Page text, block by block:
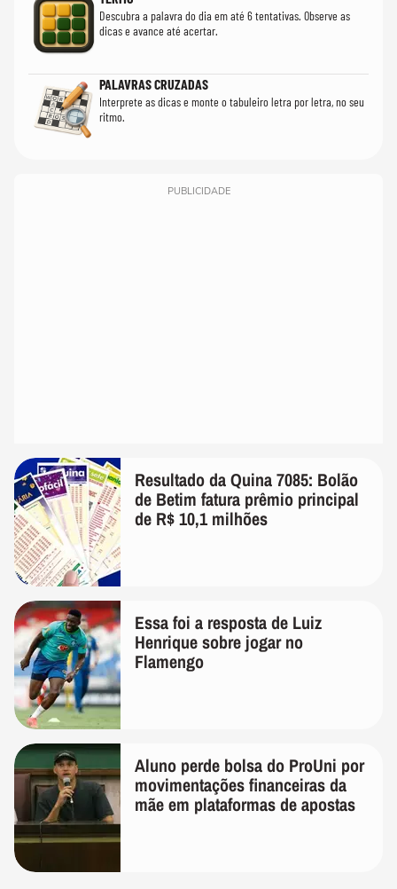
Descubra a palavra do dia em até 6 tentativas. Observe as
dicas e avance até acertar.
PALAVRAS CRUZADAS
Interprete as dicas e monte o tabuleiro letra por letra, no seu
ritmo.
PUBLICIDADE
Resultado da Quina 7085: Bolão
de Betim fatura prêmio principal
de R$ 10,1 milhões
Essa foi a resposta de Luiz
Henrique sobre jogar no
Flamengo
Aluno perde bolsa do ProUni por
movimentações financeiras da
mãe em plataformas de apostas